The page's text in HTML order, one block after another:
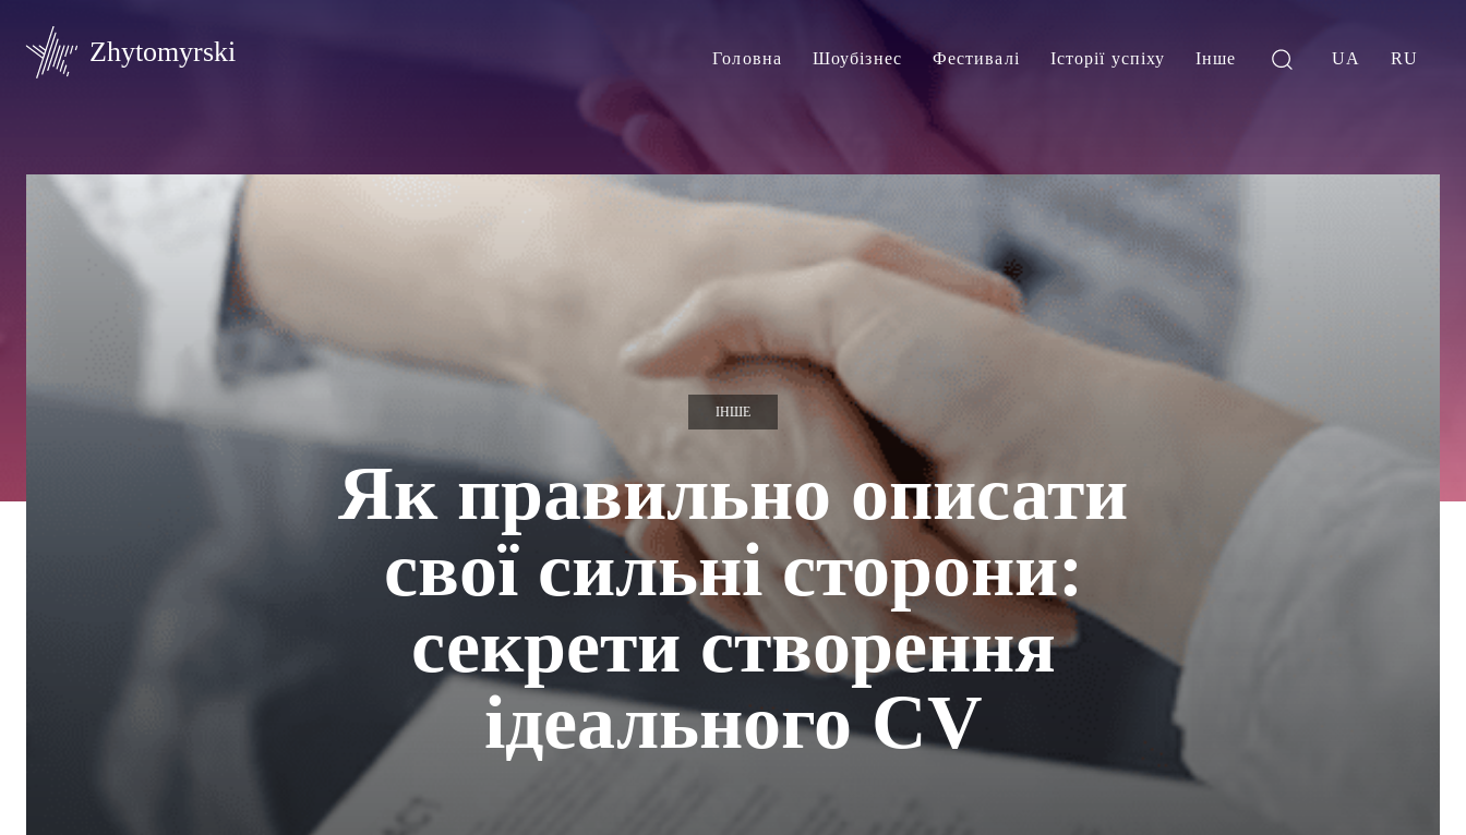
Zhytomyrski Головна Шоубізнес Фестивалі Історії успіху Інше UA RU
ІНШЕ
Як правильно описати
свої сильні сторони:
секрети створення
ідеального CV